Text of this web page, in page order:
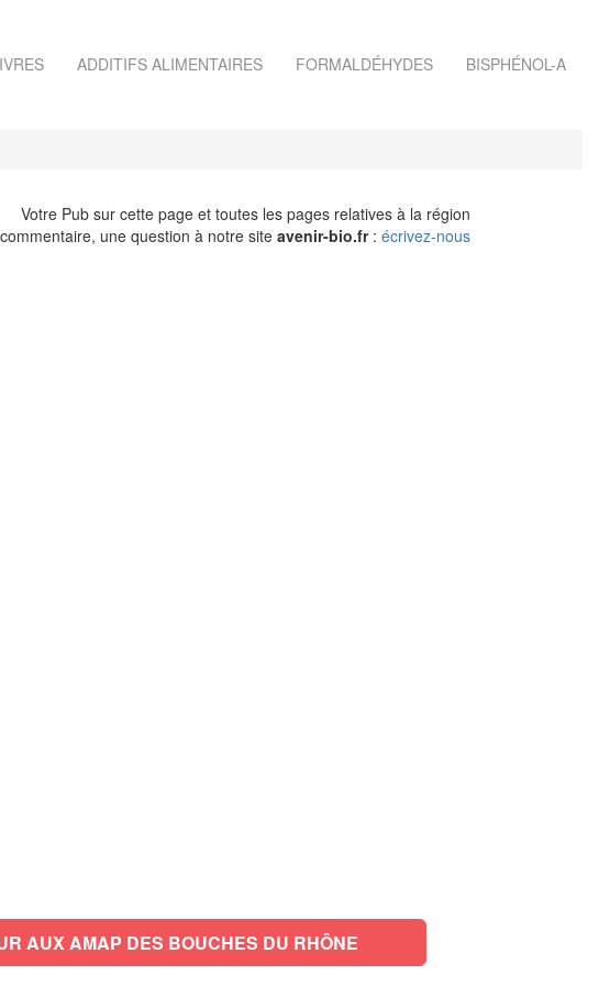
ADDITIFS ALIMENTAIRES FORMALDÉHYDES BISPHÉNOL-A
Votre Pub sur cette page et toutes les pages relatives à la région
une question à notre siteavenir-bio.fr: écrivez-nous
AUX AMAP DES BOUCHES DU RHÔNE